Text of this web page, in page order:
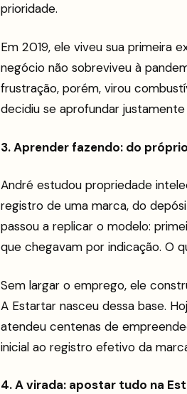
prioridade.
Em 2019, ele viveu sua primeira
negócio não sobreviveu à
frustração, porém, virou
decidiu se aprofundar
3. Aprender fazendo: do
André estudou propriedade
registro de uma marca, do
passou a replicar o modelo:
que chegavam por indicação. O
Sem largar o emprego, ele
A Estartar nasceu dessa base.
atendeu centenas de
inicial ao registro efetivo da
4. A virada: apostar tudo na